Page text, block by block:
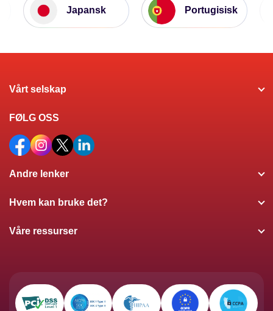
Japansk Portugisisk
Vårt selskap
FØLG OSS
Andre lenker
Hvem kan bruke det?
Våre ressurser